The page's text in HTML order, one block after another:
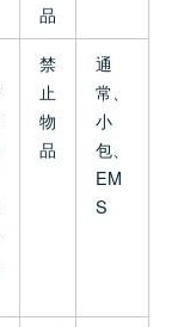
品
禁
止
物
品
通
常、
小
包、
EM
S